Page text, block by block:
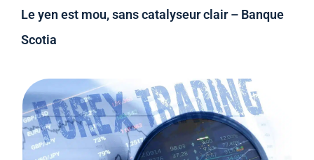
Le yen est mou, sans catalyseur clair – Banque
Scotia